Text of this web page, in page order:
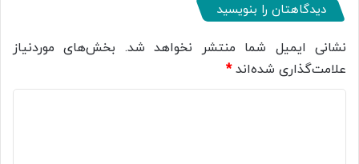
دیدگاهتان را بنویسید
نشانی ایمیل شما منتشر نخواهد شد. بخش‌های موردنیاز
علامت‌گذاری شده‌اند*